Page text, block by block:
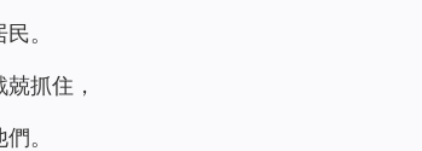
。
抓住，
。